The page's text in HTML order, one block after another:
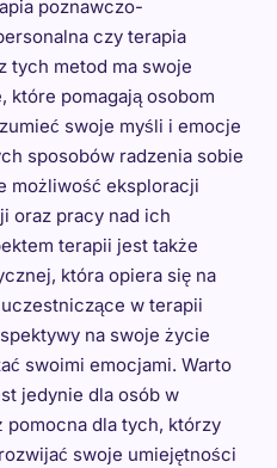
poznawczo-
czy terapia
tych metod ma swoje
które pomagają osobom
swoje myśli i emocje
sposobów radzenia sobie
możliwość eksploracji
oraz pracy nad ich
terapii jest także
która opiera się na
w terapii
na swoje życie
swoimi emocjami. Warto
jedynie dla osób w
dla tych, którzy
swoje umiejętności